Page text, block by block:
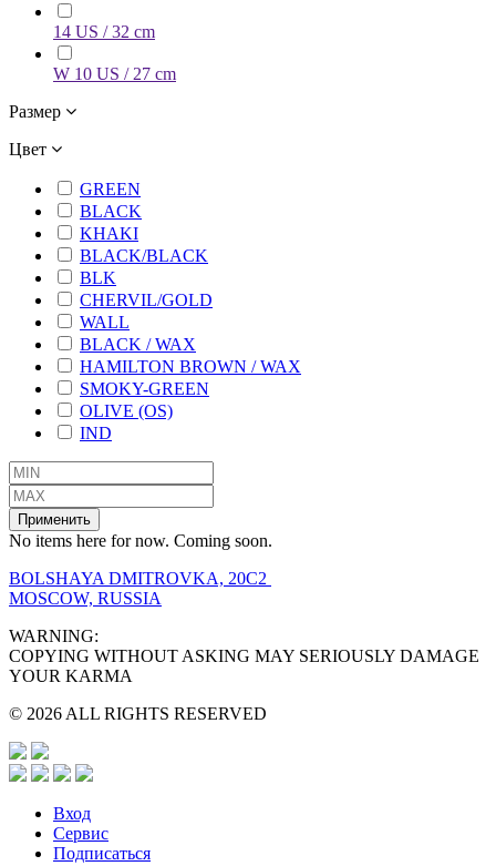
14 US / 32 cm
W 10 US / 27 cm
Размер
Цвет
GREEN
BLACK
KHAKI
BLACK/BLACK
BLK
CHERVIL/GOLD
WALL
BLACK / WAX
HAMILTON BROWN / WAX
SMOKY-GREEN
OLIVE (OS)
IND
Применить
No items here for now. Coming soon.
BOLSHAYA DMITROVKA, 20C2
MOSCOW, RUSSIA
WARNING:
COPYING WITHOUT ASKING MAY SERIOUSLY DAMAGE
YOUR KARMA
© 2026 ALL RIGHTS RESERVED
Вход
Сервис
Подписаться